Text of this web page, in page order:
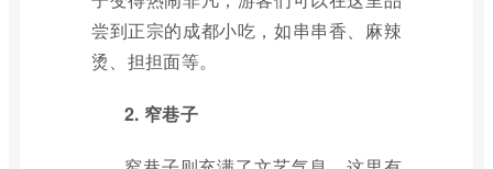
尝到正宗的成都小吃，如串串香、麻辣
烫、担担面等。
2. 窄巷子